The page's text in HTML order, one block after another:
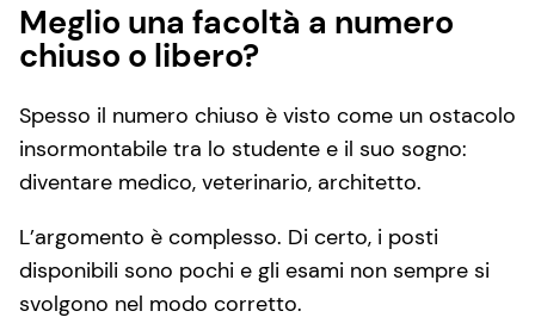
Meglio una facoltà a numero
chiuso o libero?
Spesso il numero chiuso è visto come un ostacolo
insormontabile tra lo studente e il suo sogno:
diventare medico, veterinario, architetto.
L’argomento è complesso. Di certo, i posti
disponibili sono pochi e gli esami non sempre si
svolgono nel modo corretto.